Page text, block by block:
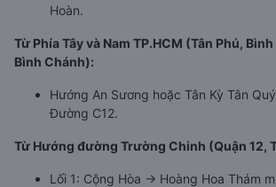
Hoàn.
Từ Phía Tây và Nam TP.HCM (Tân Phú,
Bình Chánh):
Hướng An Sương hoặc Tân Kỳ Tân
Đường C12.
Từ Hướng đường Trường Chinh (Quận 12,
Lối 1: Cộng Hòa → Hoàng Hoa Thám